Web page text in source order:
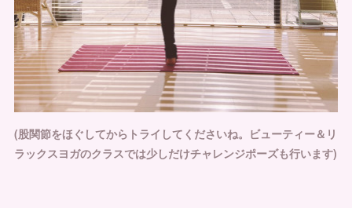
(股関節をほぐしてからトライしてくださいね。ビューティー＆リ
ラックスヨガのクラスでは少しだけチャレンジポーズも行います)